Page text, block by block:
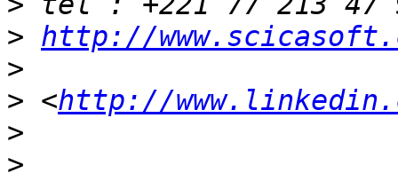
> http://
>
> <http://
>
>